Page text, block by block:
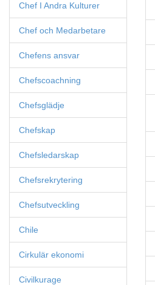
Chef I Andra Kulturer
Chef och Medarbetare
Chefens ansvar
Chefscoachning
Chefsglädje
Chefskap
Chefsledarskap
Chefsrekrytering
Chefsutveckling
Chile
Cirkulär ekonomi
Civilkurage